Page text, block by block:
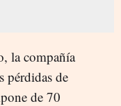
la compañía
pérdidas de
de 70